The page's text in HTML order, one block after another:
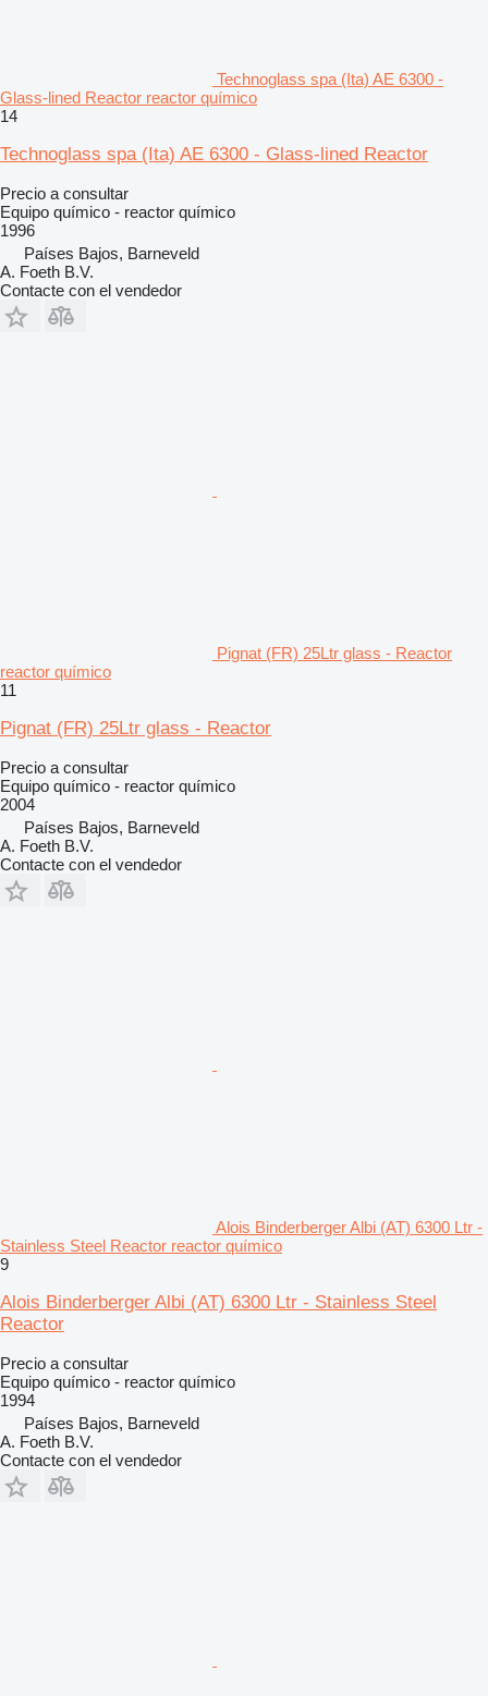
Technoglass spa (Ita) AE 6300 -
Glass-lined Reactor reactor químico
14
Technoglass spa (Ita) AE 6300 - Glass-lined Reactor
Precio a consultar
Equipo químico - reactor químico
1996
Países Bajos, Barneveld
A. Foeth B.V.
Contacte con el vendedor
Pignat (FR) 25Ltr glass - Reactor
reactor químico
11
Pignat (FR) 25Ltr glass - Reactor
Precio a consultar
Equipo químico - reactor químico
2004
Países Bajos, Barneveld
A. Foeth B.V.
Contacte con el vendedor
Alois Binderberger Albi (AT) 6300 Ltr -
Stainless Steel Reactor reactor químico
9
Alois Binderberger Albi (AT) 6300 Ltr - Stainless Steel
Reactor
Precio a consultar
Equipo químico - reactor químico
1994
Países Bajos, Barneveld
A. Foeth B.V.
Contacte con el vendedor